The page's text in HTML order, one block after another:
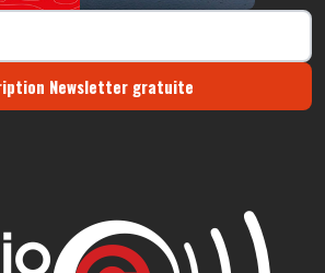
Newsletter gratuite